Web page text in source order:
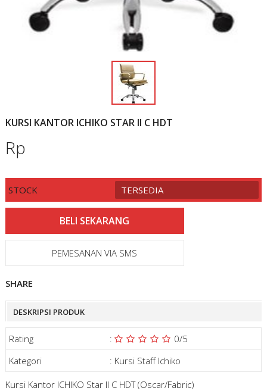
KURSI KANTOR ICHIKO STAR II C HDT
Rp
STOCK TERSEDIA
PEMESANAN VIA SMS
SHARE
DESKRIPSI PRODUK
Rating : 0/5
Kategori
: Kursi Staff Ichiko
Kursi Kantor ICHIKO Star II C HDT (Oscar/Fabric)